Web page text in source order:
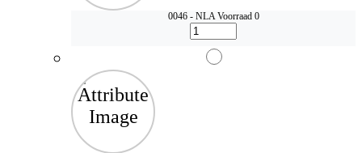
0046 - NLAVoorraad 0